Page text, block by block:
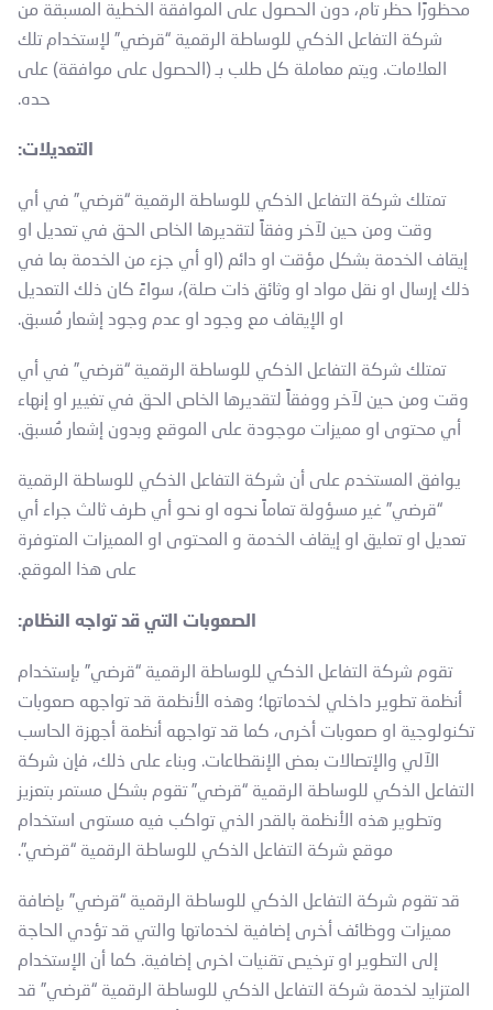
محظورًا حظر تام، دون الحصول على الموافقة الخطية المسبقة من
شركة التفاعل الذكي للوساطة الرقمية “قرضي” لإستخدام تلك
العلامات. ويتم معاملة كل طلب بـ (الحصول على موافقة) على
حده.
التعديلات:
تمتلك شركة التفاعل الذكي للوساطة الرقمية “قرضي” في أي
وقت ومن حين لآخر وفقاً لتقديرها الخاص الحق في تعديل او
إيقاف الخدمة بشكل مؤقت او دائم (او أي جزء من الخدمة بما في
ذلك إرسال او نقل مواد او وثائق ذات صلة)، سواءً كان ذلك التعديل
او الإيقاف مع وجود او عدم وجود إشعار مُسبق.
تمتلك شركة التفاعل الذكي للوساطة الرقمية “قرضي” في أي
وقت ومن حين لآخر ووفقاً لتقديرها الخاص الحق في تغيير او إنهاء
أي محتوى او مميزات موجودة على الموقع وبدون إشعار مُسبق.
يوافق المستخدم على أن شركة التفاعل الذكي للوساطة الرقمية
“قرضي” غير مسؤولة تماماً نحوه او نحو أي طرف ثالث جراء أي
تعديل او تعليق او إيقاف الخدمة و المحتوى او المميزات المتوفرة
على هذا الموقع.
الصعوبات التي قد تواجه النظام:
تقوم شركة التفاعل الذكي للوساطة الرقمية “قرضي” بإستخدام
أنظمة تطوير داخلي لخدماتها؛ وهذه الأنظمة قد تواجهه صعوبات
تكنولوجية او صعوبات أخرى، كما قد تواجهه أنظمة أجهزة الحاسب
الآلي والإتصالات بعض الإنقطاعات. وبناء على ذلك، فإن شركة
التفاعل الذكي للوساطة الرقمية “قرضي” تقوم بشكل مستمر بتعزيز
وتطوير هذه الأنظمة بالقدر الذي تواكب فيه مستوى استخدام
موقع شركة التفاعل الذكي للوساطة الرقمية “قرضي”.
قد تقوم شركة التفاعل الذكي للوساطة الرقمية “قرضي” بإضافة
مميزات ووظائف أخرى إضافية لخدماتها والتي قد تؤدي الحاجة
إلى التطوير او ترخيص تقنيات اخرى إضافية. كما أن الإستخدام
المتزايد لخدمة شركة التفاعل الذكي للوساطة الرقمية “قرضي” قد